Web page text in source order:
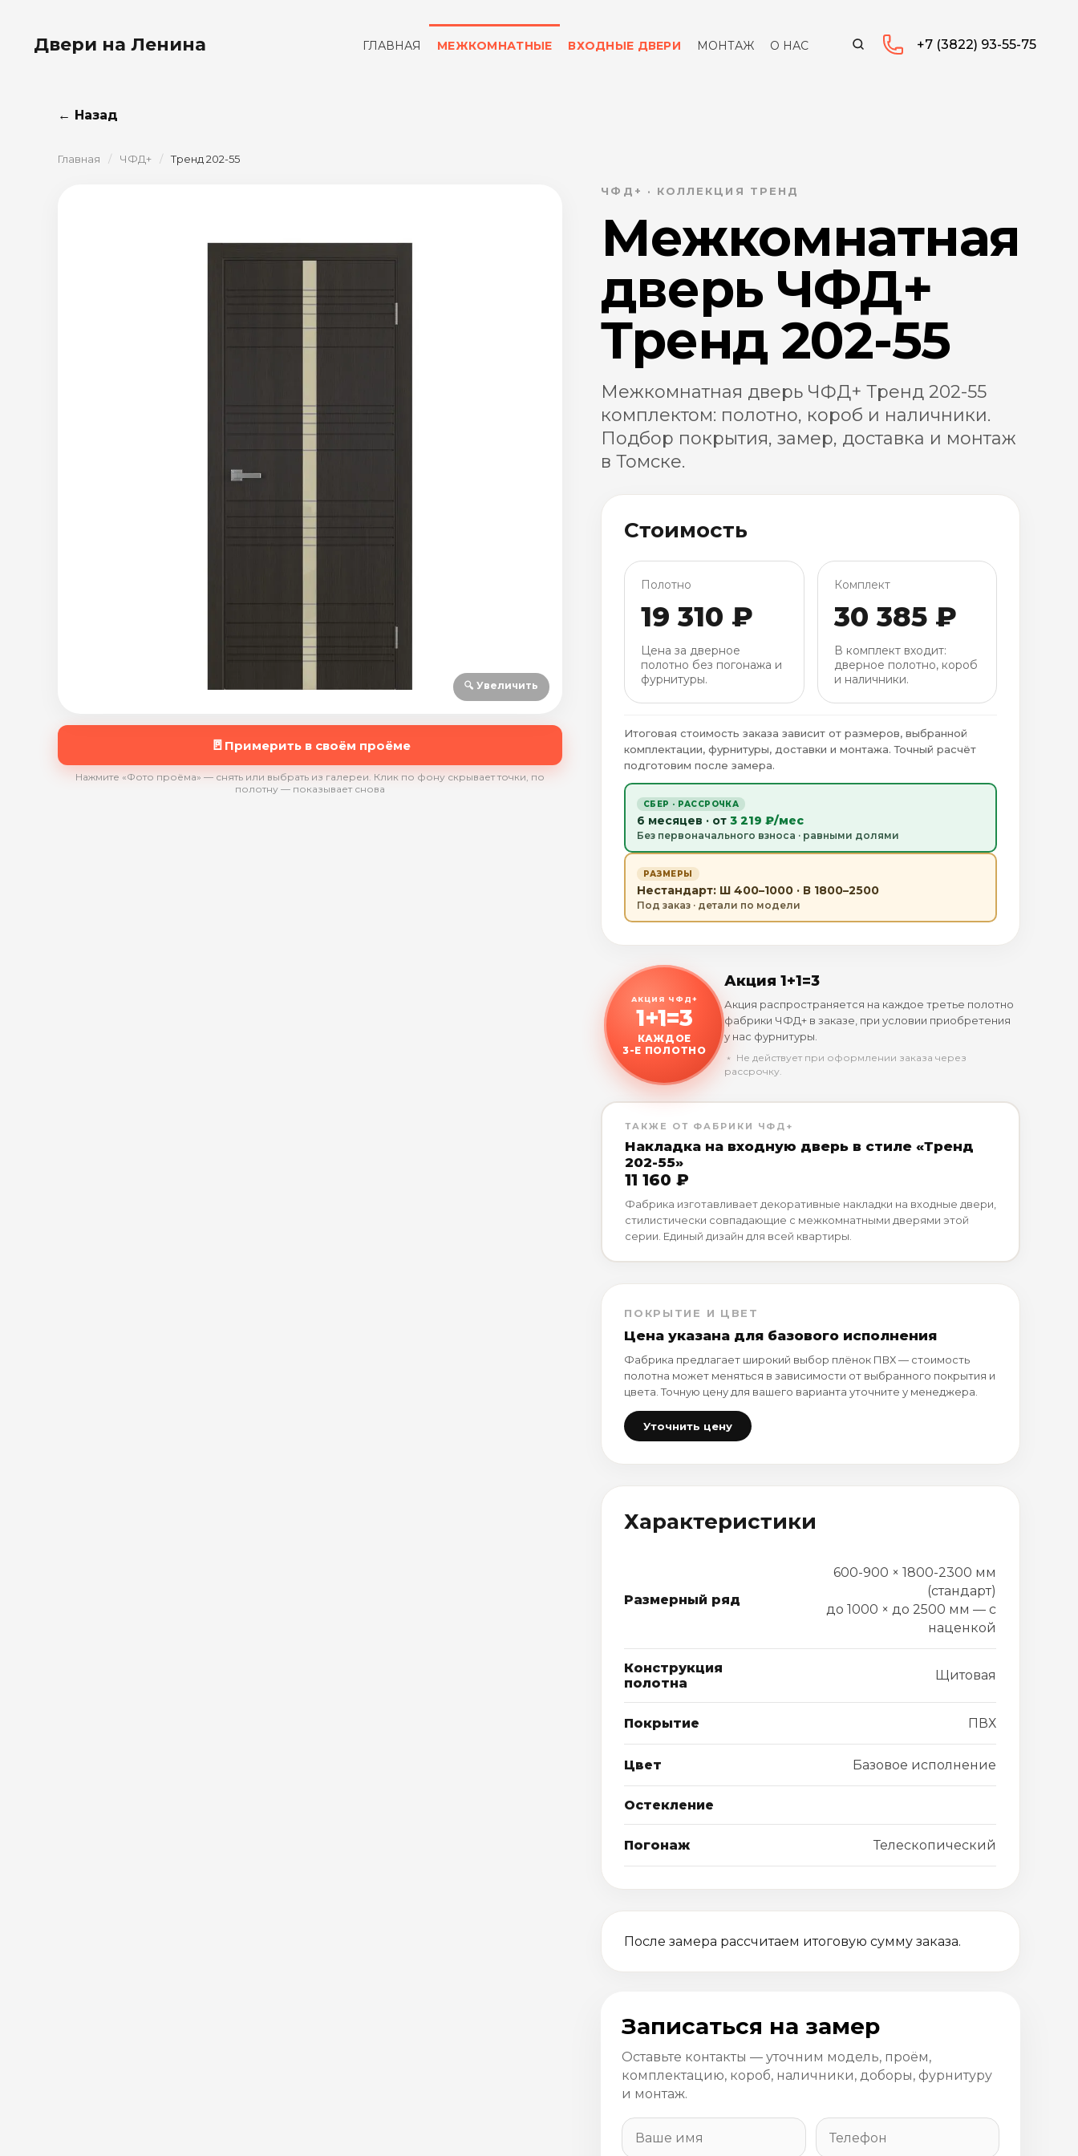
Двери на Ленина ГЛАВНАЯ МЕЖКОМНАТНЫЕ ВХОДНЫЕ ДВЕРИ МОНТАЖ О НАС +7 (3822) 93-55-75
← Назад
Главная / ЧФД+ / Тренд 202-55
🔍 Увеличить
🚪 Примерить в своём проёме
Нажмите «Фото проёма» — снять или выбрать из галереи. Клик по фону скрывает точки, по
полотну — показывает снова
ЧФД+ · КОЛЛЕКЦИЯ ТРЕНД
Межкомнатная
дверь ЧФД+
Тренд 202-55
Межкомнатная дверь ЧФД+ Тренд 202-55
комплектом: полотно, короб и наличники.
Подбор покрытия, замер, доставка и монтаж
в Томске.
Стоимость
Полотно
19 310 ₽
Цена за дверное
полотно без погонажа и
фурнитуры.
Комплект
30 385 ₽
В комплект входит:
дверное полотно, короб
и наличники.
Итоговая стоимость заказа зависит от размеров, выбранной
комплектации, фурнитуры, доставки и монтажа. Точный расчёт
подготовим после замера.
СБЕР · РАССРОЧКА
6 месяцев · от 3 219 ₽/мес
Без первоначального взноса · равными долями
РАЗМЕРЫ
Нестандарт: Ш 400–1000 · В 1800–2500
Под заказ · детали по модели
АКЦИЯ ЧФД+
1+1=3
КАЖДОЕ
3-Е ПОЛОТНО
Акция 1+1=3
Акция распространяется на каждое третье полотно
фабрики ЧФД+ в заказе, при условии приобретения
у нас фурнитуры.
﹡ Не действует при оформлении заказа через
рассрочку.
ТАКЖЕ ОТ ФАБРИКИ ЧФД+
Накладка на входную дверь в стиле «Тренд
202-55»
11 160 ₽
Фабрика изготавливает декоративные накладки на входные двери,
стилистически совпадающие с межкомнатными дверями этой
серии. Единый дизайн для всей квартиры.
ПОКРЫТИЕ И ЦВЕТ
Цена указана для базового исполнения
Фабрика предлагает широкий выбор плёнок ПВХ — стоимость
полотна может меняться в зависимости от выбранного покрытия и
цвета. Точную цену для вашего варианта уточните у менеджера.
Уточнить цену
Характеристики
Размерный ряд
600-900 × 1800-2300 мм
(стандарт)
до 1000 × до 2500 мм — с
наценкой
Конструкция
полотна
Щитовая
Покрытие ПВХ
Цвет Базовое исполнение
Остекление
Погонаж Телескопический
После замера рассчитаем итоговую сумму заказа.
Записаться на замер
Оставьте контакты — уточним модель, проём,
комплектацию, короб, наличники, доборы, фурнитуру
и монтаж.